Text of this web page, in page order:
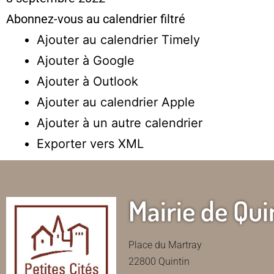
Abonnez-vous au calendrier filtré
Ajouter au calendrier Timely
Ajouter à Google
Ajouter à Outlook
Ajouter au calendrier Apple
Ajouter à un autre calendrier
Exporter vers XML
Mairie de
Place du Martray
22800 Quintin